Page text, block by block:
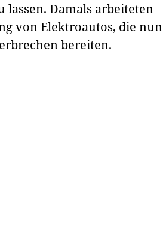
lassen. Damals arbeiteten
von Elektroautos, die nun
bereiten.